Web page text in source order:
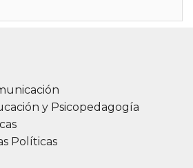
y Psicopedagogía
Políticas